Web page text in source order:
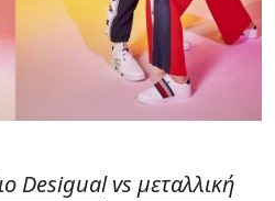
Desigualvs μεταλλική